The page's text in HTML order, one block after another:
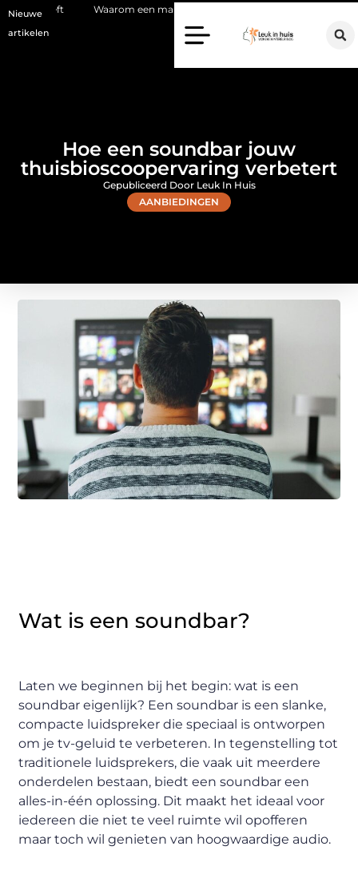
Nieuwe
artikelen
Waarom een makelaar in Hilversum nu het verschil maakt
Hoe een soundbar jouw
thuisbioscoopervaring verbetert
AANBIEDINGEN
Gepubliceerd Door Leuk In Huis
Wat is een soundbar?
Laten we beginnen bij het begin: wat is een
soundbar eigenlijk? Een soundbar is een slanke,
compacte luidspreker die speciaal is ontworpen
om je tv-geluid te verbeteren. In tegenstelling tot
traditionele luidsprekers, die vaak uit meerdere
onderdelen bestaan, biedt een soundbar een
alles-in-één oplossing. Dit maakt het ideaal voor
iedereen die niet te veel ruimte wil opofferen
maar toch wil genieten van hoogwaardige audio.